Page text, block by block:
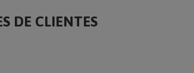
DE CLIENTES